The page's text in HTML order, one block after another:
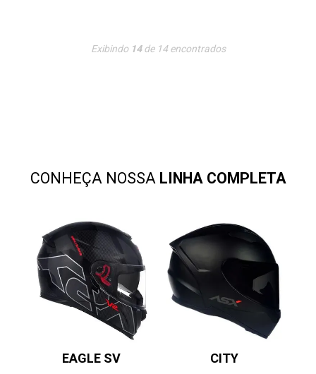
Exibindo 14de 14encontrados
CONHEÇA NOSSA LINHA COMPLETA
EAGLE SV CITY